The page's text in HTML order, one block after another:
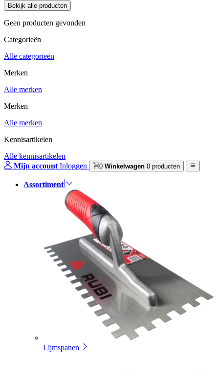
Geen producten gevonden
Categorieën
Alle categorieën
Merken
Alle merken
Merken
Alle merken
Kennisartikelen
Alle kennisartikelen
Mijn account Inloggen 0 Winkelwagen 0 producten
Assortiment
Lijmspanen